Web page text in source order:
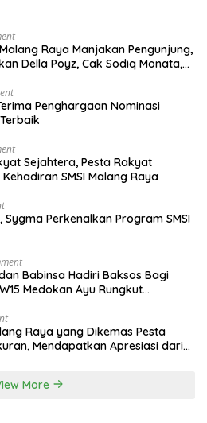
Raya Manjakan Pengunjung,
Della Poyz, Cak Sodiq Monata,
Penghargaan Nominasi
Sejahtera, Pesta Rakyat
SMSI Malang Raya
Sygma Perkenalkan Program SMSI
Babinsa Hadiri Baksos Bagi
Medokan Ayu Rungkut
Raya yang Dikemas Pesta
Mendapatkan Apresiasi dari
More